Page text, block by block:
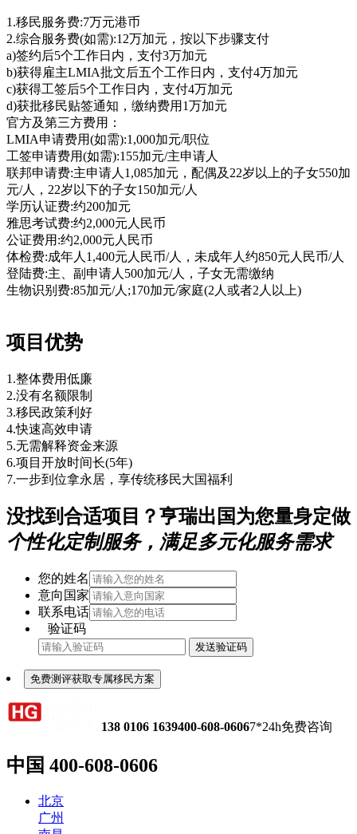
1.移民服务费:7万元港币
2.综合服务费(如需):12万加元，按以下步骤支付
a)签约后5个工作日内，支付3万加元
b)获得雇主LMIA批文后五个工作日内，支付4万加元
c)获得工签后5个工作日内，支付4万加元
d)获批移民贴签通知，缴纳费用1万加元
官方及第三方费用：
LMIA申请费用(如需):1,000加元/职位
工签申请费用(如需):155加元/主申请人
联邦申请费:主申请人1,085加元，配偶及22岁以上的子女550加
元/人，22岁以下的子女150加元/人
学历认证费:约200加元
雅思考试费:约2,000元人民币
公证费用:约2,000元人民币
体检费:成年人1,400元人民币/人，未成年人约850元人民币/人
登陆费:主、副申请人500加元/人，子女无需缴纳
生物识别费:85加元/人;170加元/家庭(2人或者2人以上)
项目优势
1.整体费用低廉
2.没有名额限制
3.移民政策利好
4.快速高效申请
5.无需解释资金来源
6.项目开放时间长(5年)
7.一步到位拿永居，享传统移民大国福利
没找到合适项目？亨瑞出国为您量身定做
个性化定制服务，满足多元化服务需求
您的姓名
意向国家
联系电话
验证码
发送验证码
免费测评获取专属移民方案
138 0106 1639400-608-06067*24h免费咨询
中国 400-608-0606
北京
广州